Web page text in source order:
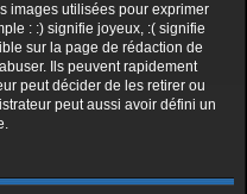
images utilisées pour exprimer
: :) signifie joyeux, :( signifie
sur la page de rédaction de
Ils peuvent rapidement
peut décider de les retirer ou
peut aussi avoir défini un